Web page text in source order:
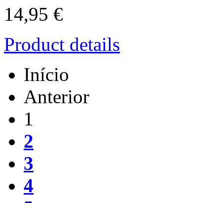
14,95 €
Product details
Início
Anterior
1
2
3
4